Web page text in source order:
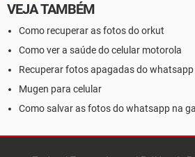
VEJA TAMBÉM
Como recuperar as fotos do orkut
Como ver a saúde do celular motorola
Recuperar fotos apagadas do whatsapp
Mugen para celular
Como salvar as fotos do whatsapp na